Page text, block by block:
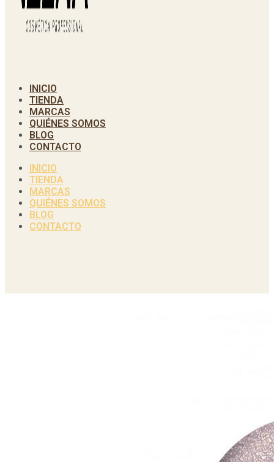
INICIO
TIENDA
MARCAS
QUIÉNES SOMOS
BLOG
CONTACTO
INICIO
TIENDA
MARCAS
QUIÉNES SOMOS
BLOG
CONTACTO